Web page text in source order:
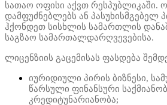
სათაო ოფისი აქვთ რესპუბლიკაში.
დამფუძნებლებს ან პასუხისმგებელ
ჰქონდეთ სისხლის სამართლის
საგზაო სამართალდარღვევებისა.
ლიცენზიის გაცემისას ფასდება
იურიდიული პირის ბიზნესი,
წარსული ფინანსური
კრედიტუნარიანობა;